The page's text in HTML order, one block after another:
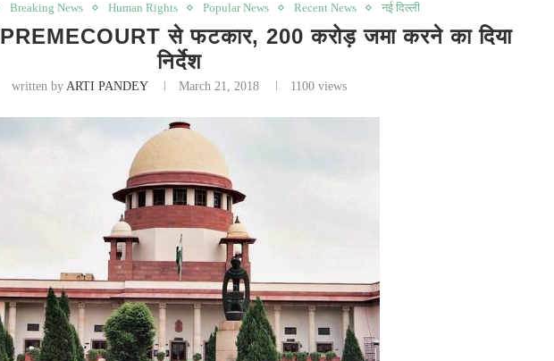
Breaking News Human Rights Popular News Recent News नई दिल्ली
से फटकार, 200 करोड़ जमा करने का दिया
निर्देश
written byARTI PANDEY March 21, 2018 1100 views